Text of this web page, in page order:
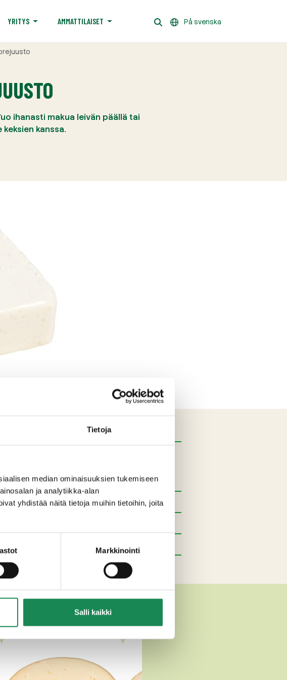
Tietoja
median ominaisuuksien tukemiseen
ja analytiikka-alan
yhdistää näitä tietoja muihin tietoihin, joita
Markkinointi
Salli kaikki
YRITYS AMMATTILAISET På svenska
ihanasti makua leivän päällä tai
kanssa.